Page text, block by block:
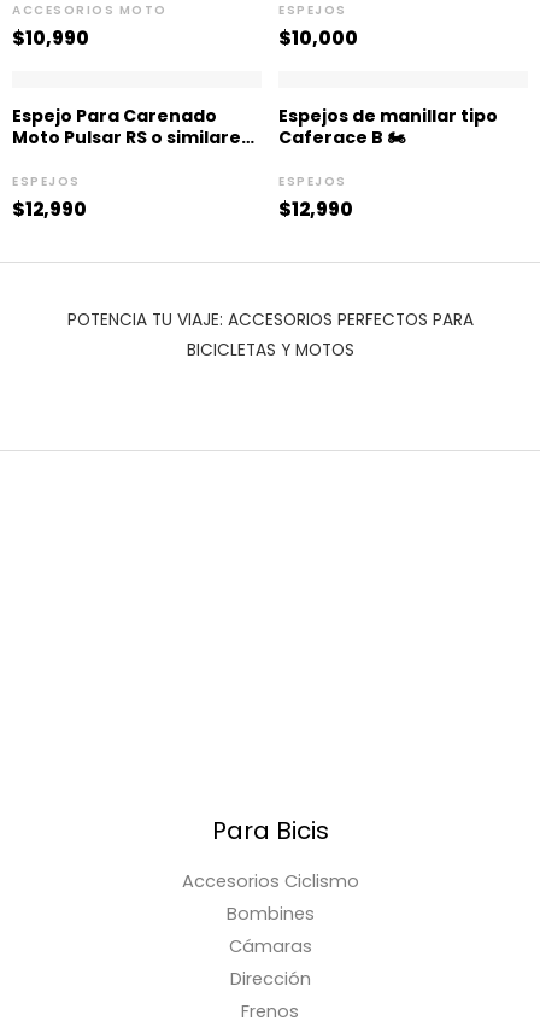
ACCESORIOS MOTO
$10,990
ESPEJOS
$10,000
Espejo Para Carenado
Moto Pulsar RS o similares
ESPEJOS
$12,990
Espejos de manillar tipo
Caferace B 🏍️
ESPEJOS
$12,990
POTENCIA TU VIAJE: ACCESORIOS PERFECTOS PARA
BICICLETAS Y MOTOS
Para Bicis
Accesorios Ciclismo
Bombines
Cámaras
Dirección
Frenos